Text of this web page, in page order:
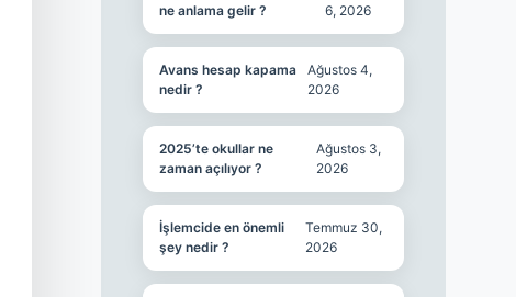
ne anlama gelir ?
6, 2026
Avans hesap kapama
nedir ?
Ağustos 4,
2026
2025’te okullar ne
zaman açılıyor ?
Ağustos 3,
2026
İşlemcide en önemli
şey nedir ?
Temmuz 30,
2026